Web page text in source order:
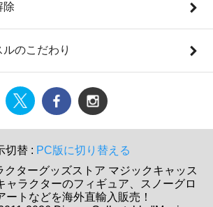
除
のこだわり
切替 : PC版に切り替える
クターグッズストア マジックキャッス
ャラクターのフィギュア、スノーグロ
ートなどを海外直輸入販売！